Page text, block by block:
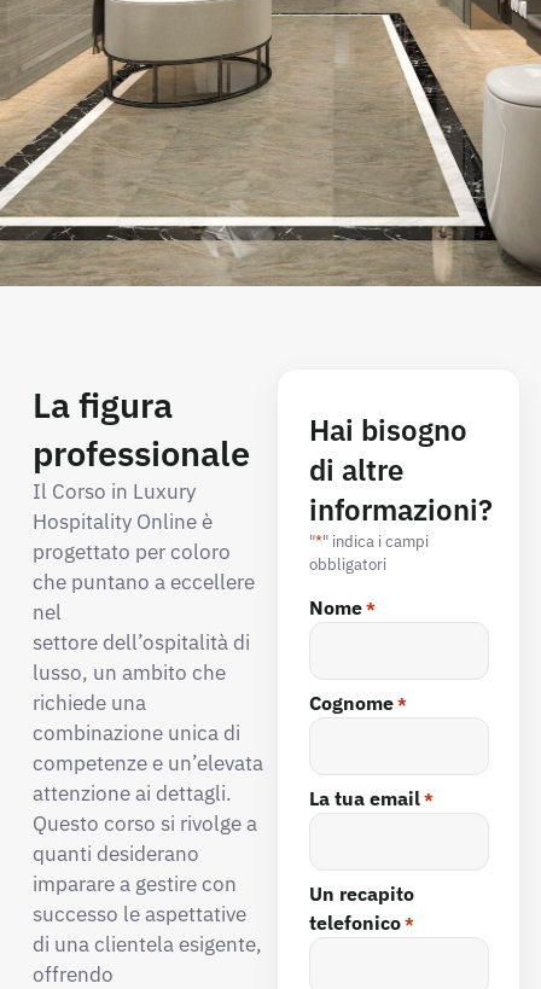
La figura
professionale
Il Corso in Luxury
Hospitality Online è
progettato per coloro
che puntano a eccellere
nel
settore dell’ospitalità di
lusso, un ambito che
richiede una
combinazione unica di
competenze e un’elevata
attenzione ai dettagli.
Questo corso si rivolge a
quanti desiderano
imparare a gestire con
successo le aspettative
di una clientela esigente,
offrendo
Hai bisogno
di altre
informazioni?
"*" indica i campi
obbligatori
Nome*
Cognome*
La tua email*
Un recapito
telefonico*